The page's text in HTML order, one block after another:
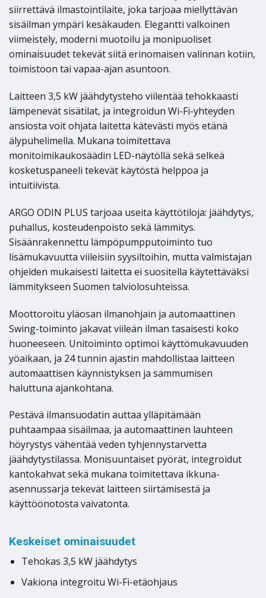
siirrettävä ilmastointilaite, joka tarjoaa miellyttävän
sisäilman ympäri kesäkauden. Elegantti valkoinen
viimeistely, moderni muotoilu ja monipuoliset
ominaisuudet tekevät siitä erinomaisen valinnan kotiin,
toimistoon tai vapaa-ajan asuntoon.
Laitteen 3,5 kW jäähdytysteho viilentää tehokkaasti
lämpenevät sisätilat, ja integroidun Wi-Fi-yhteyden
ansiosta voit ohjata laitetta kätevästi myös etänä
älypuhelimella. Mukana toimitettava
monitoimikaukosäädin LED-näytöllä sekä selkeä
kosketuspaneeli tekevät käytöstä helppoa ja
intuitiivista.
ARGO ODIN PLUS tarjoaa useita käyttötiloja: jäähdytys,
puhallus, kosteudenpoisto sekä lämmitys.
Sisäänrakennettu lämpöpumpputoiminto tuo
lisämukavuutta viileisiin syysiltoihin, mutta valmistajan
ohjeiden mukaisesti laitetta ei suositella käytettäväksi
lämmitykseen Suomen talviolosuhteissa.
Moottoroitu yläosan ilmanohjain ja automaattinen
Swing-toiminto jakavat viileän ilman tasaisesti koko
huoneeseen. Unitoiminto optimoi käyttömukavuuden
yöaikaan, ja 24 tunnin ajastin mahdollistaa laitteen
automaattisen käynnistyksen ja sammumisen
haluttuna ajankohtana.
Pestävä ilmansuodatin auttaa ylläpitämään
puhtaampaa sisäilmaa, ja automaattinen lauhteen
höyrystys vähentää veden tyhjennystarvetta
jäähdytystilassa. Monisuuntaiset pyörät, integroidut
kantokahvat sekä mukana toimitettava ikkuna-
asennussarja tekevät laitteen siirtämisestä ja
käyttöönotosta vaivatonta.
Keskeiset ominaisuudet
Tehokas 3,5 kW jäähdytys
Vakiona integroitu Wi-Fi-etäohjaus